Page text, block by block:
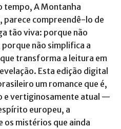
tempo, A Montanha
parece compreendê-lo de
tão viva: porque não
não simplifica a
transforma a leitura em
Esta edição digital
um romance que é,
e vertiginosamente atual —
europeu, a
os mistérios que ainda